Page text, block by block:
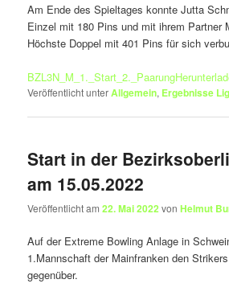
Am Ende des Spieltages konnte Jutta
Einzel mit 180 Pins und mit ihrem Partner
Höchste Doppel mit 401 Pins für sich
BZL3N_M_1._Start_2._Paarung
Veröffentlicht unterAllgemein, Ergebnisse
Start in der
am 15.05.2022
Veröffentlicht am22. Mai 2022vonHelmut
Auf der Extreme Bowling Anlage in
1.Mannschaft der Mainfranken den
gegenüber.